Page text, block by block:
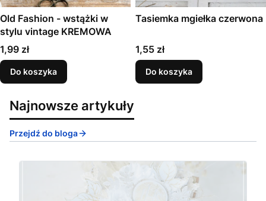
Old Fashion - wstążki w
stylu vintage KREMOWA
Cena
1,99 zł
Do koszyka
Tasiemka mgiełka czerwona
Cena
1,55 zł
Do koszyka
Najnowsze artykuły
Przejdź do bloga